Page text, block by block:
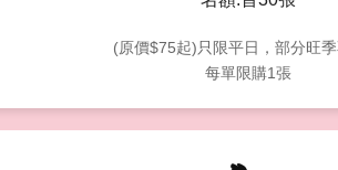
(原價$75起)只限平日，部分旺
每單限購1張